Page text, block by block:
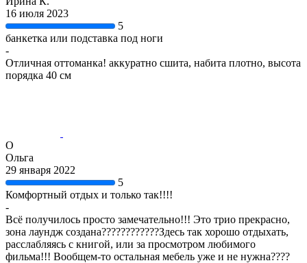
16 июля 2023
5
банкетка или подставка под ноги
-
Отличная оттоманка! аккуратно сшита, набита плотно, высота
порядка 40 см
О
Ольга
29 января 2022
5
Комфортный отдых и только так!!!!
-
Всё получилось просто замечательно!!! Это трио прекрасно,
зона лаундж создана????????????Здесь так хорошо отдыхать,
расслабляясь с книгой, или за просмотром любимого
фильма!!! Вообщем-то остальная мебель уже и не нужна????